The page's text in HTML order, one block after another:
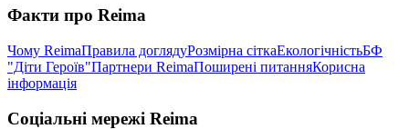
Факти про Reima
Чому ReimaПравила доглядуРозмірна сіткаЕкологічністьБФ
"Діти Героїв"Партнери ReimaПоширені питанняКорисна
інформація
Соціальні мережі Reima